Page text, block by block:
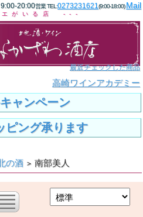
9:00-20:00営業 TEL:0273231621(9:00-18:00)Mail
がいる店 ---
最近チェックした商品
高崎ワインアカデミー
ャンペーン
ピング承ります
の酒 > 南部美人